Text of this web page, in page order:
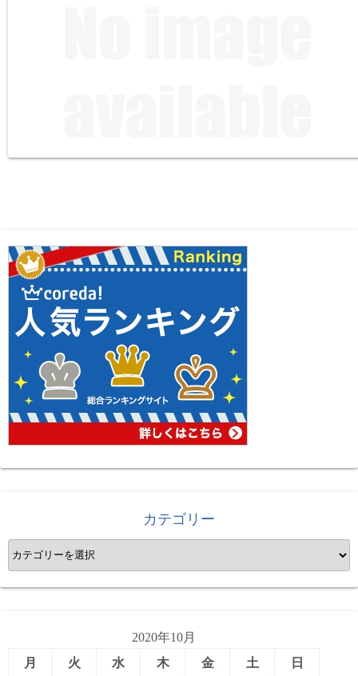
カテゴリー
カ
テ
ゴ
2020年10月
月
火 水 木 金 土 日